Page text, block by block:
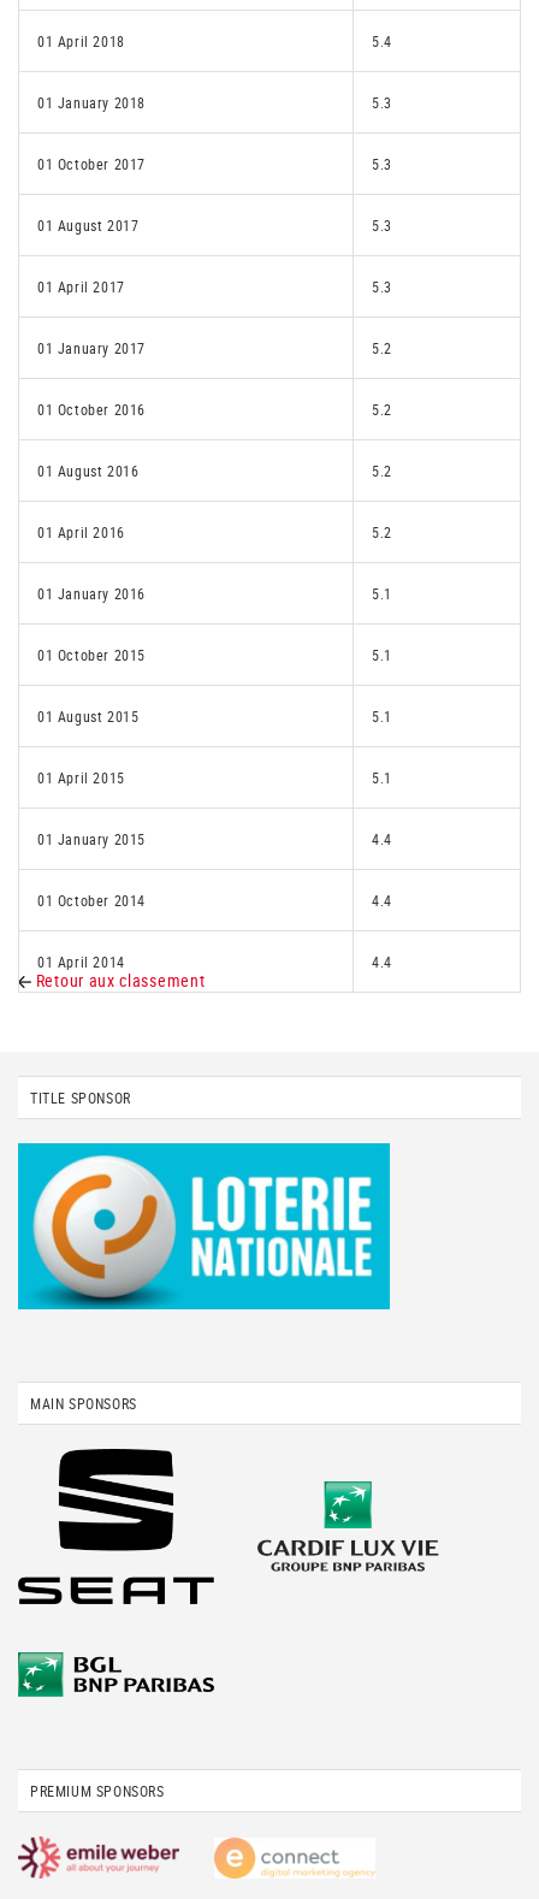
01 April 2018 5.4
01 January 2018 5.3
01 October 2017 5.3
01 August 2017 5.3
01 April 2017 5.3
01 January 2017 5.2
01 October 2016 5.2
01 August 2016 5.2
01 April 2016 5.2
01 January 2016 5.1
01 October 2015 5.1
01 August 2015 5.1
01 April 2015 5.1
01 January 2015 4.4
01 October 2014 4.4
01 April 2014 4.4
Retour aux classement
TITLE SPONSOR
MAIN SPONSORS
PREMIUM SPONSORS